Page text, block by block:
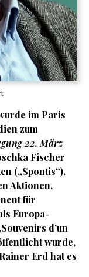
im Paris
zum
22. März
Fischer
(„Spontis“).
Aktionen,
für
Europa-
d’un
wurde,
Erd hat es